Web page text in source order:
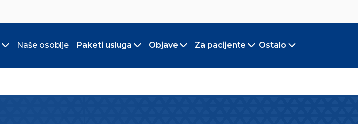
Toggle submenu
Naše osoblje Paketi usluga
Toggle submenu
Objave
Toggle submenu
Za pacijente
Toggle submenu
Ostalo
Toggle